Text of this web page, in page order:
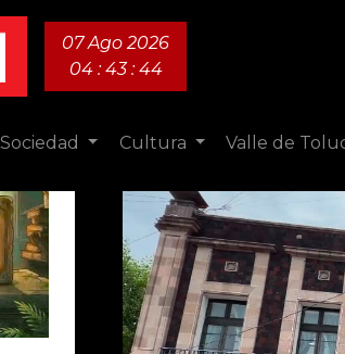
07 Ago 2026
04 : 43 : 46
Sociedad Cultura Valle de